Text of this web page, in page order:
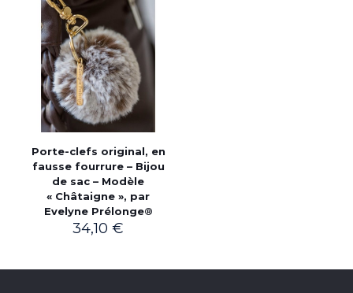
Porte-clefs original, en
fausse fourrure – Bijou
de sac – Modèle
« Châtaigne », par
Evelyne Prélonge®
34,10€